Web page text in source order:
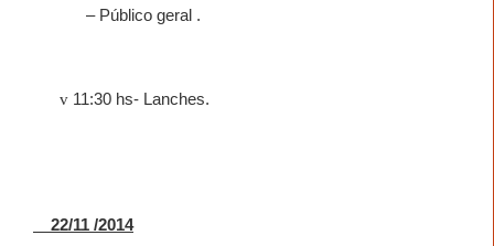
– Público geral .
v 11:30 hs- Lanches.
22/11 /2014